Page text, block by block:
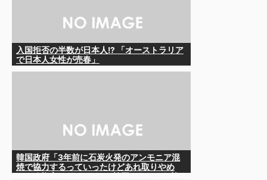
入国拒否の半数が日本人!? 「オーストラリア
で日本人女性が売春」
韓国政府「3年前に石炭火発のアンモニア混
焼で協力するっていったけどあれ取りやめ